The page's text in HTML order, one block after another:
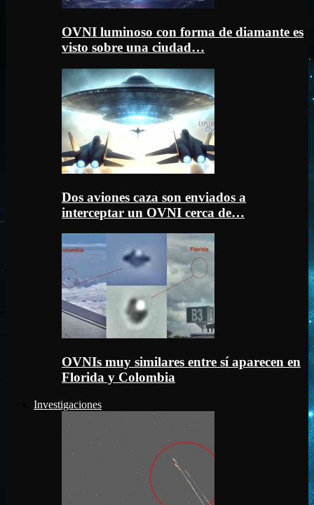
OVNI luminoso con forma de diamante es
visto sobre una ciudad…
Dos aviones caza son enviados a
interceptar un OVNI cerca de…
OVNIs muy similares entre sí aparecen en
Florida y Colombia
Investigaciones